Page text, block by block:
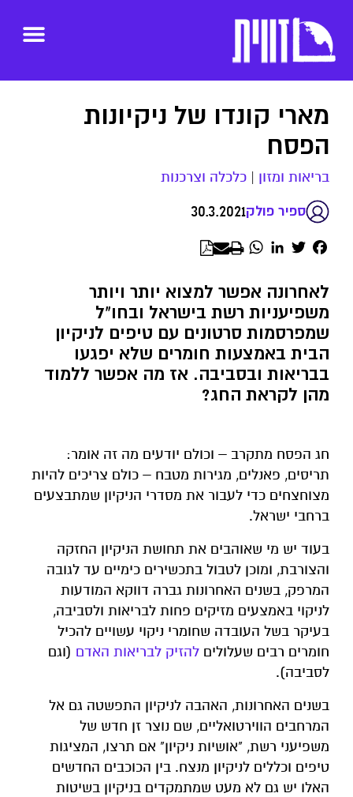
מארי קונדו של ניקיונות
הפסח
בריאות ומזון | כלכלה וצרכנות
ספיר פולק30.3.2021
Facebook
Twitter
LinkedIn
WhatsApp
לאחרונה אפשר למצוא יותר ויותר
משפיעניות רשת בישראל ובחו"ל
שמפרסמות סרטונים עם טיפים לניקיון
הבית באמצעות חומרים שלא יפגעו
בבריאות ובסביבה. אז מה אפשר ללמוד
מהן לקראת החג?
חג הפסח מתקרב – וכולם יודעים מה זה אומר:
תריסים, פאנלים, מגירות מטבח – כולם צריכים להיות
מצוחצחים כדי לעבור את מסדרי הניקיון שמתבצעים
ברחבי ישראל.
בעוד יש מי שאוהבים את תחושת הניקיון החזקה
והצורבת, ומוכן לטבול בתכשירים כימיים עד לגובה
המרפק, בשנים האחרונות גברה דווקא המודעות
לניקוי באמצעים מזיקים פחות לבריאות ולסביבה,
בעיקר בשל העובדה שחומרי ניקוי עשויים להכיל
חומרים רבים שעלולים להזיק לבריאות האדם (וגם
לסביבה).
בשנים האחרונות, האהבה לניקיון התפשטה גם אל
המרחבים הווירטואליים, שם נוצר זן חדש של
משפיעני רשת, "אושיות ניקיון" אם תרצו, המציגות
טיפים וכללים לניקיון מנצח. בין הכוכבים החדשים
האלו יש גם לא מעט שמתמקדים בניקיון בשיטות